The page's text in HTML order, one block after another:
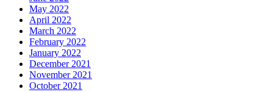
May 2022
April 2022
March 2022
February 2022
January 2022
December 2021
November 2021
October 2021